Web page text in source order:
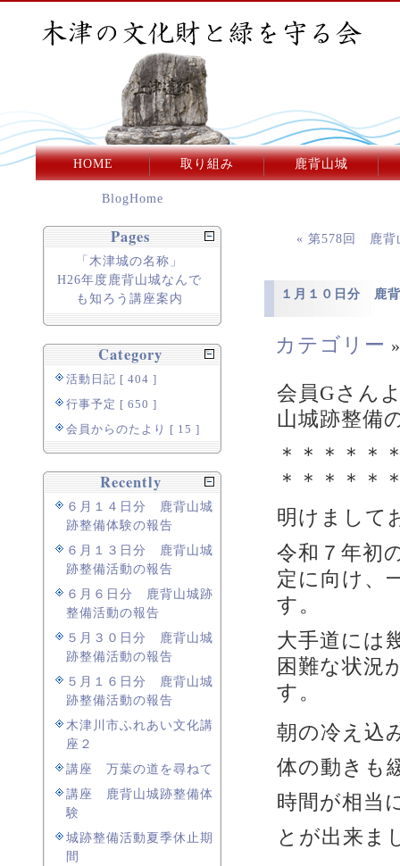
HOME 取り組み 鹿背山城
« 第578回 鹿
１月１０日分 鹿
カテゴリー
会員Gさん
山城跡整備
＊＊＊＊＊
＊＊＊＊＊
明けまして
令和７年初
定に向け、
す。
大手道には
困難な状況
す。
朝の冷え込
体の動きも
時間が相当
とが出来ま
BlogHome
Pages
「木津城の名称」
H26年度鹿背山城なんで
も知ろう講座案内
Category
活動日記 [ 404 ]
行事予定 [ 650 ]
会員からのたより [ 15 ]
Recently
６月１４日分 鹿背山城
跡整備体験の報告
６月１３日分 鹿背山城
跡整備活動の報告
６月６日分 鹿背山城跡
整備活動の報告
５月３０日分 鹿背山城
跡整備活動の報告
５月１６日分 鹿背山城
跡整備活動の報告
木津川市ふれあい文化講
座２
講座 万葉の道を尋ねて
講座 鹿背山城跡整備体
験
城跡整備活動夏季休止期
間